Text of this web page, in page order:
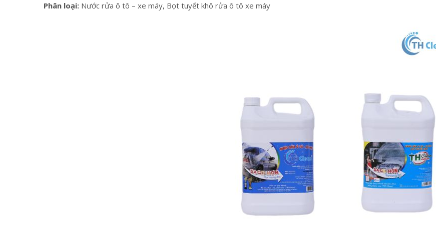
Phân loại: Nước rửa ô tô – xe máy, Bọt tuyết khô rửa ô tô xe máy